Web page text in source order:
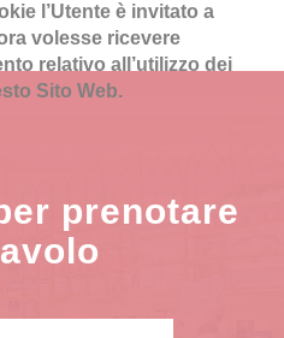
l’Utente è invitato a
volesse ricevere
relativo all’utilizzo dei
Sito Web.
prenotare